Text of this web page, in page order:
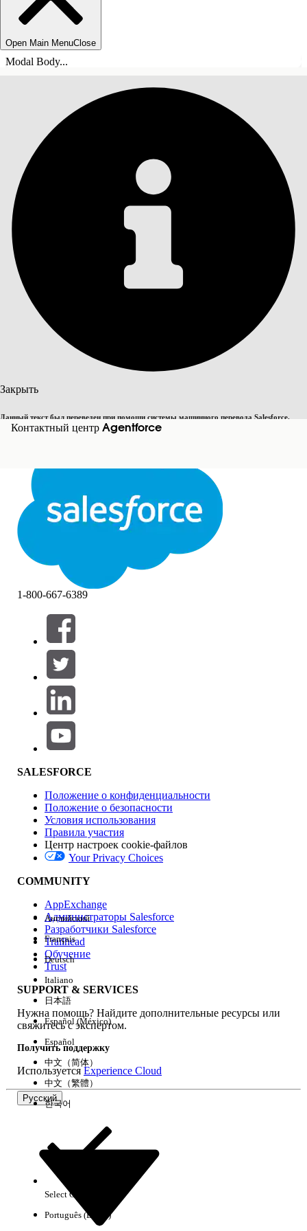
Open Main MenuClose
Modal Body...
Закрыть
Данный текст был переведен при помощи системы машинного перевода Salesforce.
Дополнительные сведения см.здесь.
Переключить на английский
Закрыть
Контактный центр Agentforce
СОДЕРЖАНИЕ
Фильтры (0)
ВЫБРАТЬ ФИЛЬТРЫ
Область продуктов
Влияние на функции
Версия
Возможности
Очистить все Готово
Результаты отсутствуют
1-800-667-6389
SALESFORCE
Положение о конфиденциальности
Положение о безопасности
Условия использования
Правила участия
Центр настроек cookie-файлов
Your Privacy Choices
COMMUNITY
AppExchange
Администраторы Salesforce
Разработчики Salesforce
Trailhead
Обучение
Trust
SUPPORT & SERVICES
Нужна помощь? Найдите дополнительные ресурсы или
свяжитесь с экспертом.
Получить поддержку
ИспользуетсяExperience Cloud
Русский
Английский
Français
Deutsch
Italiano
日本語
Español (México)
Español
中文（简体）
中文（繁體）
한국어
Select Org
Português (Brasil)